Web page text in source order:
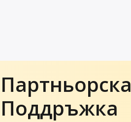
Партньорска
Поддръжка